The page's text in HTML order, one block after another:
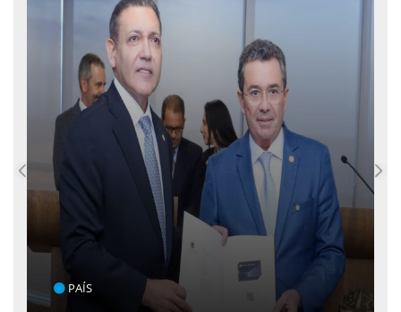
ENTRETENIMENTO